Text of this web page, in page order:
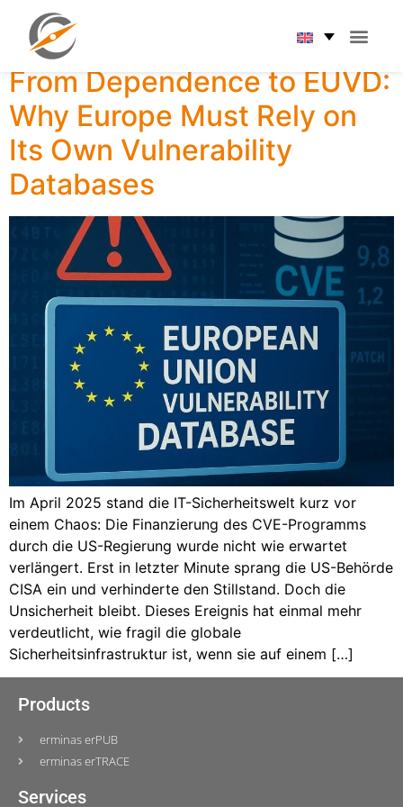
Tag: IT integration
From Dependence to EUVD:
Why Europe Must Rely on
Its Own Vulnerability
Databases
Im April 2025 stand die IT-Sicherheitswelt kurz vor
einem Chaos: Die Finanzierung des CVE-Programms
durch die US-Regierung wurde nicht wie erwartet
verlängert. Erst in letzter Minute sprang die US-Behörde
CISA ein und verhinderte den Stillstand. Doch die
Unsicherheit bleibt. Dieses Ereignis hat einmal mehr
verdeutlicht, wie fragil die globale
Sicherheitsinfrastruktur ist, wenn sie auf einem […]
Products
erminas erPUB
erminas erTRACE
Services